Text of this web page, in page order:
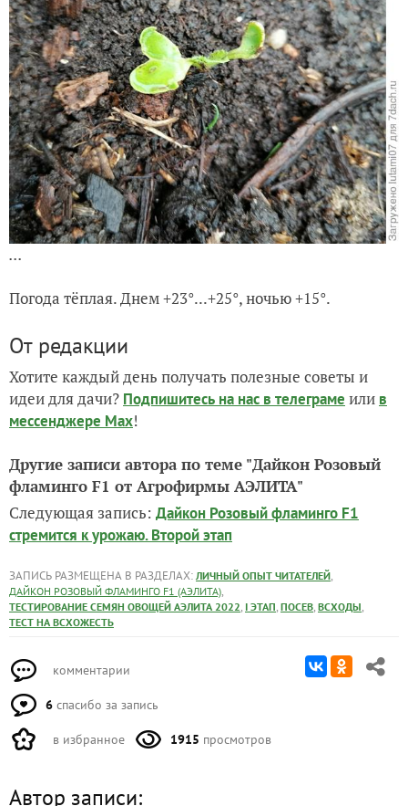
...
Погода тёплая. Днем +23°...+25°, ночью +15°.
От редакции
Хотите каждый день получать полезные советы и
идеи для дачи? Подпишитесь на нас в телеграме или в
мессенджере Max!
Другие записи автора по теме "Дайкон Розовый
фламинго F1 от Агрофирмы АЭЛИТА"
Следующая запись: Дайкон Розовый фламинго F1
стремится к урожаю. Второй этап
ЗАПИСЬ РАЗМЕЩЕНА В РАЗДЕЛАХ: ЛИЧНЫЙ ОПЫТ ЧИТАТЕЛЕЙ,
ДАЙКОН РОЗОВЫЙ ФЛАМИНГО F1 (АЭЛИТА),
ТЕСТИРОВАНИЕ СЕМЯН ОВОЩЕЙ АЭЛИТА 2022, I ЭТАП, ПОСЕВ, ВСХОДЫ,
ТЕСТ НА ВСХОЖЕСТЬ
комментарии
6 спасибо за запись
в избранное 1915 просмотров
Автор записи: